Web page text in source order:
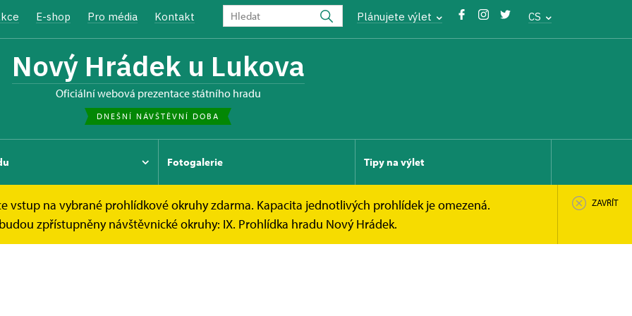
E-shop Pro média Kontakt Plánujete výlet CS
Nový Hrádek u Lukova
oficiální webová prezentace státního hradu
DNEŠNÍ NÁVŠTĚVNÍ DOBA
Fotogalerie Tipy na výlet
vstup na vybrané prohlídkové okruhy zdarma. Kapacita jednotlivých prohlídek je omezená.
zpřístupněny návštěvnické okruhy: IX. Prohlídka hradu Nový Hrádek.
ZAVŘÍT